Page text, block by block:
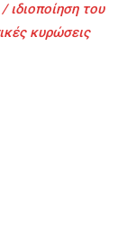
ιδιοποίηση του
κυρώσεις